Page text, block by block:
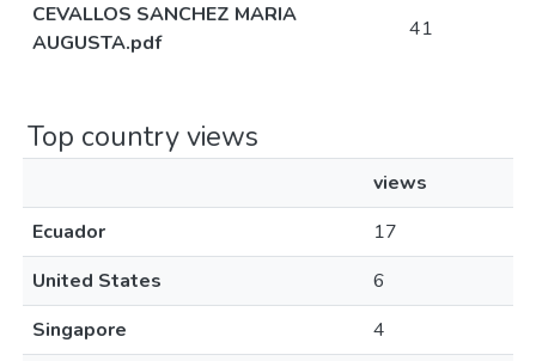
CEVALLOS SANCHEZ MARIA
AUGUSTA.pdf
41
Top country views
views
Ecuador
17
United States
6
Singapore
4